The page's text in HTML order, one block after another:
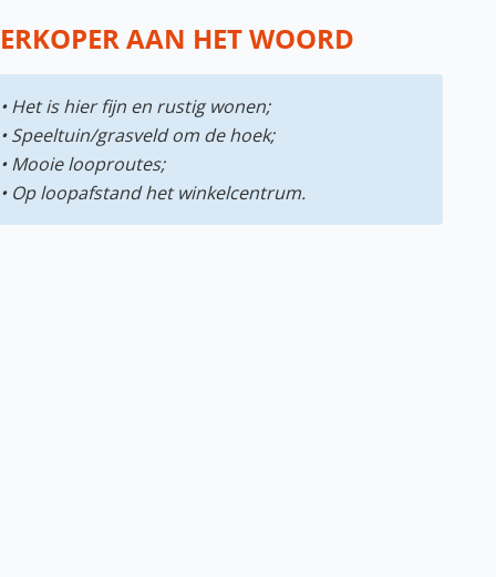
AAN HET WOORD
• Het is hier fijn en rustig wonen;
• Speeltuin/grasveld om de hoek;
• Mooie looproutes;
• Op loopafstand het winkelcentrum.